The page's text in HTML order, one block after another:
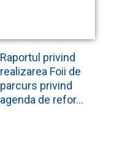
Raportul privind
realizarea Foii de
parcurs privind
agenda de refor...